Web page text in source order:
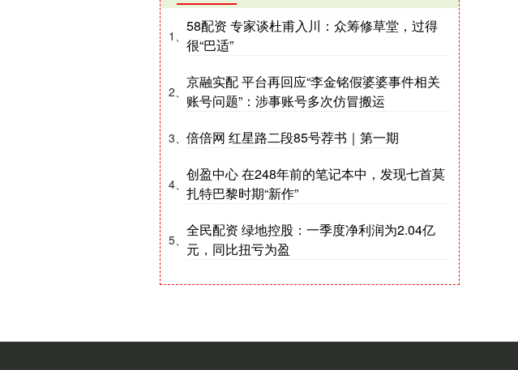
1、
58配资 专家谈杜甫入川：众筹修草堂，过得
很“巴适”
2、
京融实配 平台再回应“李金铭假婆婆事件相关
账号问题”：涉事账号多次仿冒搬运
3、 倍倍网 红星路二段85号荐书｜第一期
4、
创盈中心 在248年前的笔记本中，发现七首莫
扎特巴黎时期“新作”
5、
全民配资 绿地控股：一季度净利润为2.04亿
元，同比扭亏为盈